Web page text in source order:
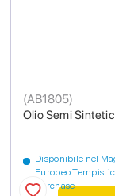
Olio Semi
(AB1805)
Disponibile nel
Europeo
purchase